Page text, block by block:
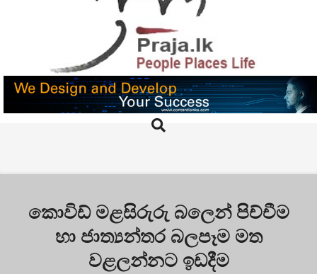
PRAJA.LK
Search
කොවිඩ් මළසිරුරු බලෙන් පිච්චීම
හා ජාත්‍යන්තර බලපෑම මත
වළලන්නට ඉඩදීම